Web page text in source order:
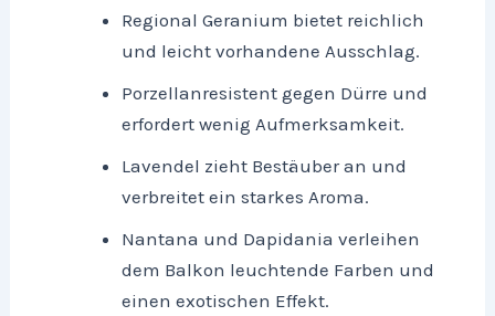
Regional Geranium bietet reichlich
und leicht vorhandene Ausschlag.
Porzellanresistent gegen Dürre und
erfordert wenig Aufmerksamkeit.
Lavendel zieht Bestäuber an und
verbreitet ein starkes Aroma.
Nantana und Dapidania verleihen
dem Balkon leuchtende Farben und
einen exotischen Effekt.